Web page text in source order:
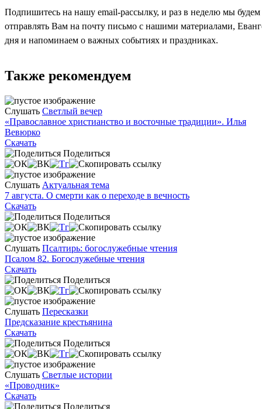
Подпишитесь на нашу email-рассылку, и раз в неделю мы будем
отправлять Вам на почту письмо с нашими материалами,
дня и напоминаем о важных событиях и праздниках.
Также рекомендуем
Слушать Светлый вечер
«Православное христианство и восточные традиции». Илья
Вевюрко
Скачать
Поделиться
Слушать Актуальная тема
7 августа. О смерти как о переходе в вечность
Скачать
Поделиться
Слушать Псалтирь: богослужебные чтения
Псалом 82. Богослужебные чтения
Скачать
Поделиться
Слушать Пересказки
Предсказание крестьянина
Скачать
Поделиться
Слушать Светлые истории
«Проводник»
Скачать
Поделиться